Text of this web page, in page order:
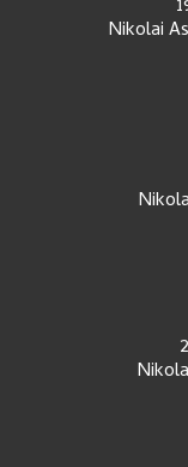
Nikolai